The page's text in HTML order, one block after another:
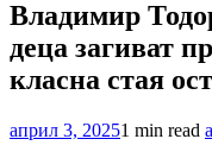
Владимир
деца загиват
класна стая
април 3, 20251 min read